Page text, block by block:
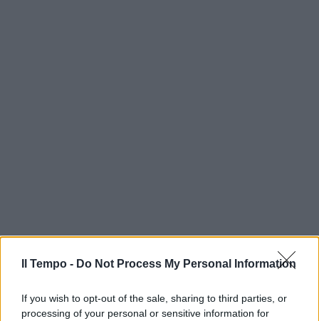
Il Tempo - Do Not Process My Personal Information
If you wish to opt-out of the sale, sharing to third parties, or
processing of your personal or sensitive information for